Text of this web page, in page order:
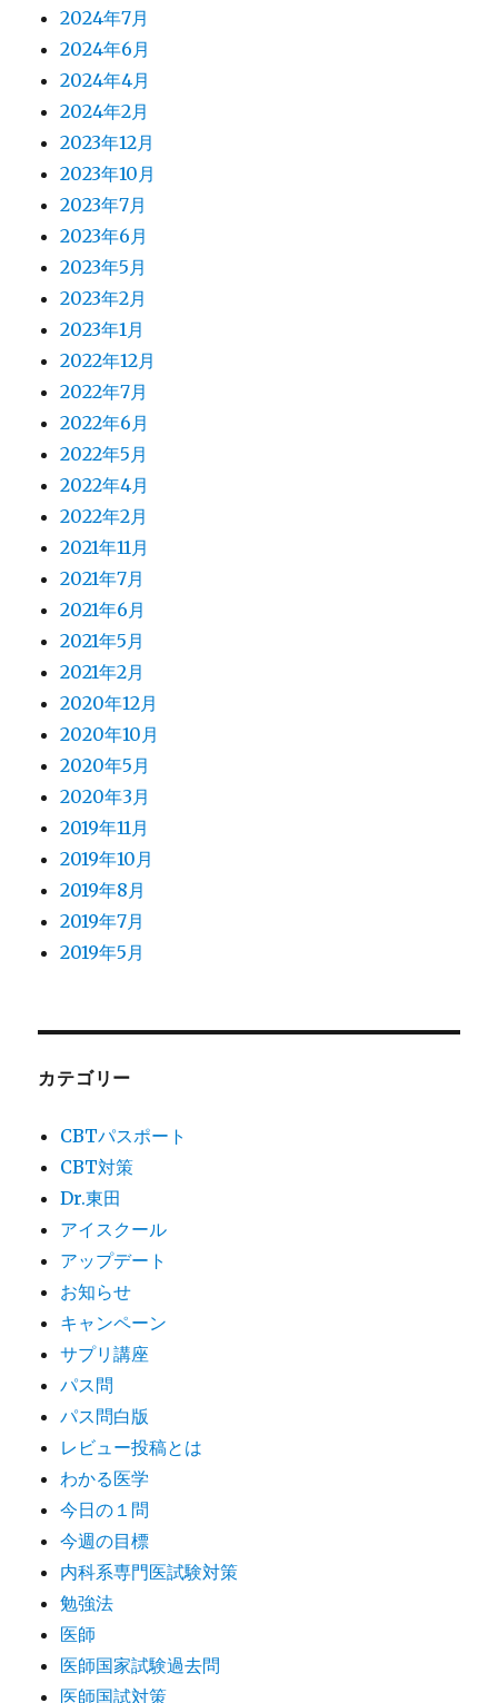
2024年7月
2024年6月
2024年4月
2024年2月
2023年12月
2023年10月
2023年7月
2023年6月
2023年5月
2023年2月
2023年1月
2022年12月
2022年7月
2022年6月
2022年5月
2022年4月
2022年2月
2021年11月
2021年7月
2021年6月
2021年5月
2021年2月
2020年12月
2020年10月
2020年5月
2020年3月
2019年11月
2019年10月
2019年8月
2019年7月
2019年5月
カテゴリー
CBTパスポート
CBT対策
Dr.東田
アイスクール
アップデート
お知らせ
キャンペーン
サプリ講座
パス問
パス問白版
レビュー投稿とは
わかる医学
今日の１問
今週の目標
内科系専門医試験対策
勉強法
医師
医師国家試験過去問
医師国試対策